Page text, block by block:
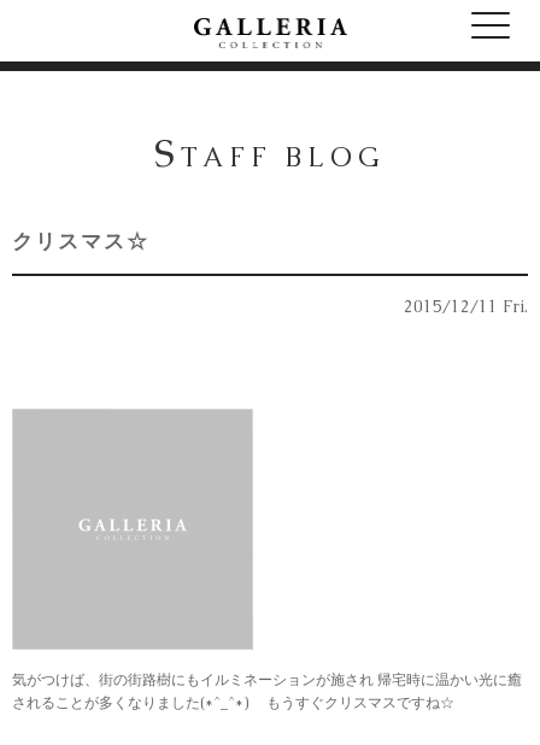
S TAFF BLOG
クリスマス☆
2015/12/11 Fri.
気がつけば、街の街路樹にもイルミネーションが施され 帰宅時に温かい光に癒
されることが多くなりました(*^_^*) もうすぐクリスマスですね☆